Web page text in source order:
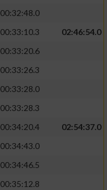
00:32:48.0
00:33:10.3
02:46:54.0
00:33:20.6
00:33:26.3
00:33:28.0
00:33:28.3
00:34:20.4
02:54:37.0
00:34:43.0
00:34:46.5
00:35:12.8